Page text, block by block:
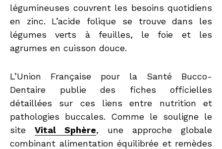
légumineuses couvrent les besoins quotidiens
en zinc. L’acide folique se trouve dans les
légumes verts à feuilles, le foie et les
agrumes en cuisson douce.
L’Union Française pour la Santé Bucco-
Dentaire publie des fiches officielles
détaillées sur ces liens entre nutrition et
pathologies buccales. Comme le souligne le
site Vital Sphère, une approche globale
combinant alimentation équilibrée et remèdes